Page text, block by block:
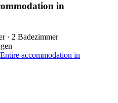
in
· 2 Badezimmer
accommodation in